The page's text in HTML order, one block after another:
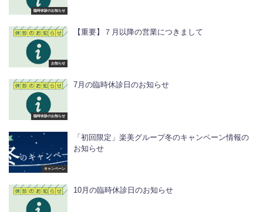
臨時休診のお知らせ
お知らせ
【重要】７月以降の営業につきまして
臨時休診のお知らせ
7月の臨時休診日のお知らせ
キャンペーン
「初回限定」楽美グループ冬のキャンペーン情報の
お知らせ
10月の臨時休診日のお知らせ